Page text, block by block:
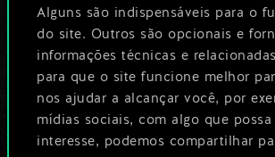
Alguns são indispensáveis para o
do site. Outros são opcionais e
informações técnicas e
para que o site funcione melhor
nos ajudar a alcançar você, por
mídias sociais, com algo que possa
interesse, podemos compartilhar
No entanto,
ser muito
Dê um nome para este
um guia